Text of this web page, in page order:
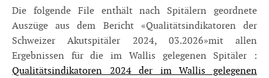
Die folgende File enthält nach Spitälern geordnete
Auszüge aus dem Bericht «Qualitätsindikatoren der
Schweizer Akutspitäler 2024, 03.2026»mit allen
Ergebnissen für die im Wallis gelegenen Spitäler :
Qualitätsindikatoren 2024 der im Wallis gelegenen